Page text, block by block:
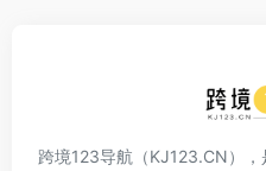
跨境123导航（KJ123.CN），